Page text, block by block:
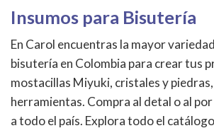
Insumos para Bisutería
En Carol encuentras la mayor
bisutería en Colombia para crear tus
mostacillas Miyuki, cristales y
herramientas. Compra al detal o al
a todo el país. Explora todo el